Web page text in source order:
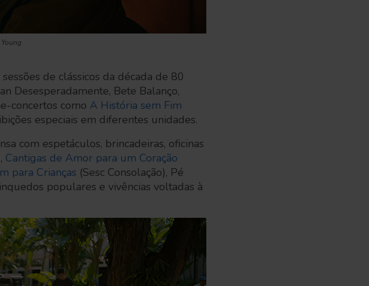
sessões de clássicos da década de 80
Desesperadamente, Bete Balanço,
concertos como A História sem Fim
especiais em diferentes unidades.
com espetáculos, brincadeiras, oficinas
Cantigas de Amor para um Coração
para Crianças (Sesc Consolação), Pé
populares e vivências voltadas à